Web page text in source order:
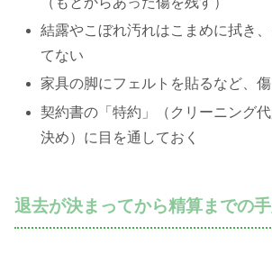
結露やこぼれ汚れはこまめに拭き
てない
家具の脚にフェルトを貼るなど、
契約書の「特約」（クリーニング
決め）に目を通しておく
退去が決まってから精算までの